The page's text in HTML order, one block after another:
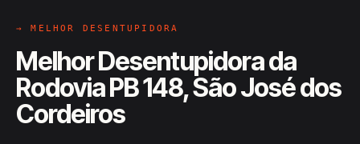
→ MELHOR DESENTUPIDORA
Melhor Desentupidora da
Rodovia PB 148, São José dos
Cordeiros